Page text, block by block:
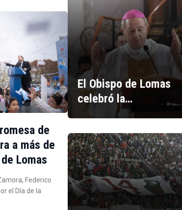
de
a más de
Lomas
Federico
el Día de la
El Obispo de Lomas
celebró la…